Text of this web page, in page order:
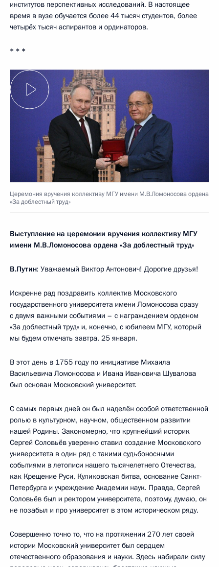
институтов перспективных исследований. В настоящее
время в вузе обучается более 44 тысяч студентов, более
четырёх тысяч аспирантов и ординаторов.
* * *
Церемония вручения коллективу МГУ имени М.В.Ломоносова ордена
«За доблестный труд»
Выступление на церемонии вручения коллективу МГУ
имени М.В.Ломоносова ордена «За доблестный труд»
В.Путин: Уважаемый Виктор Антонович! Дорогие друзья!
Искренне рад поздравить коллектив Московского
государственного университета имени Ломоносова сразу
с двумя важными событиями – с награждением орденом
«За доблестный труд» и, конечно, с юбилеем МГУ, который
мы будем отмечать завтра, 25 января.
В этот день в 1755 году по инициативе Михаила
Васильевича Ломоносова и Ивана Ивановича Шувалова
был основан Московский университет.
С самых первых дней он был наделён особой ответственной
ролью в культурном, научном, общественном развитии
нашей Родины. Закономерно, что крупнейший историк
Сергей Соловьёв уверенно ставил создание Московского
университета в один ряд с такими судьбоносными
событиями в летописи нашего тысячелетнего Отечества,
как Крещение Руси, Куликовская битва, основание Санкт-
Петербурга и учреждение Академии наук. Правда, Сергей
Соловьёв был и ректором университета, поэтому, думаю, он
не позабыл и про университет в этом историческом ряду.
Совершенно точно то, что на протяжении 270 лет своей
истории Московский университет был сердцем
отечественного образования и науки. Здесь набирали силу